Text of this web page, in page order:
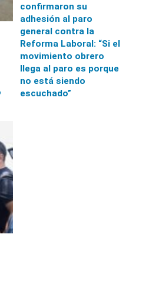
confirmaron su
adhesión al paro
general contra la
Reforma Laboral: “Si el
movimiento obrero
llega al paro es porque
no está siendo
escuchado”